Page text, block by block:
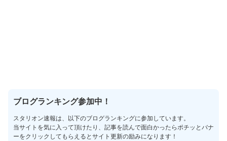
ブログランキング参加中！
スタリオン速報は、以下のブログランキングに参加しています。
当サイトを気に入って頂けたり、記事を読んで面白かったらポチッとバナ
ーをクリックしてもらえるとサイト更新の励みになります！